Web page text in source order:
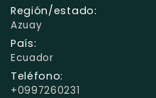
Región/estado:
Azuay
País:
Ecuador
Teléfono:
+0997260231